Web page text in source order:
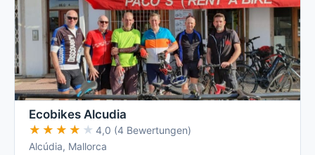
Ecobikes Alcudia
★★★★★
★★★★★ 4,0 (4 Bewertungen)
Alcúdia, Mallorca